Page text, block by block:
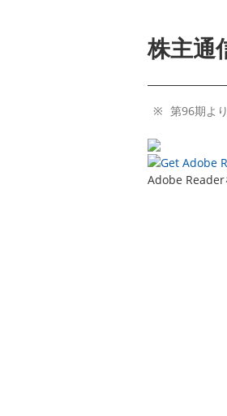
株主通
第96期よ
Adobe Reader